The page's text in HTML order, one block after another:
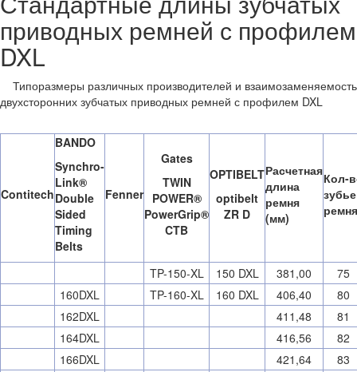
приводных ремней с профилем
DXL
Типоразмеры различных производителей и взаимозаменяемость
двухсторонних зубчатых приводных ремней с профилем DXL
Contitech
BANDO
Synchro-
Link®
Double
Sided
Timing
Belts
Fenner
Gates
TWIN
POWER®
PowerGrip®
CTB
OPTIBELT
optibelt
ZR D
Расчетная
длина
ремня
(мм)
Кол-
ремня
TP-150-XL 150 DXL 381,00
75
160DXL
TP-160-XL 160 DXL 406,40
80
162DXL
411,48
81
164DXL
416,56
82
166DXL
421,64
83